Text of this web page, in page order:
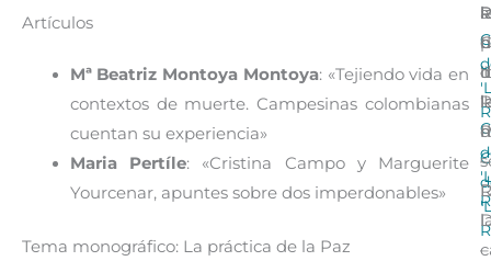
Artículos
Mª Beatriz Montoya Montoya: «Tejiendo vida en
contextos de muerte. Campesinas colombianas
cuentan su experiencia»
Maria Pertíle: «Cristina Campo y Marguerite
Yourcenar, apuntes sobre dos imperdonables»
Tema monográfico: La práctica de la Paz
–
–